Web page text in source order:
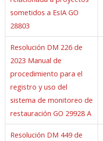
sometidos a EsIA GO
28803
Resolución DM 226 de
2023 Manual de
procedimiento para el
registro y uso del
sistema de monitoreo de
restauración GO 29928 A
Resolución DM 449 de